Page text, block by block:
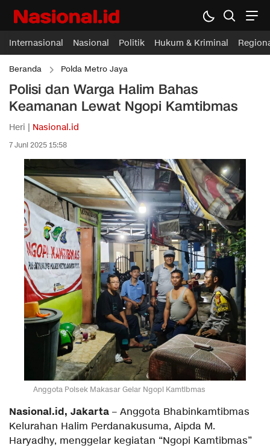
Internasional Nasional Politik Hukum & Kriminal
Beranda Polda Metro Jaya
Polisi dan Warga Halim Bahas
Keamanan Lewat Ngopi Kamtibmas
Heri | Nasional.id
7 Juni 2025 15:58
Anggota Polsek Makasar Gelar Ngopi Kamtibmas
Nasional.id, Jakarta – Anggota Bhabinkamtibmas
Kelurahan Halim Perdanakusuma, Aipda M.
Haryadhy, menggelar kegiatan “Ngopi Kamtibmas”